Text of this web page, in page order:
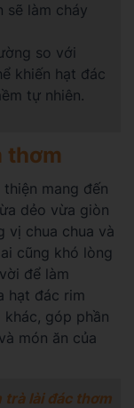
sẽ làm cháy
so với
khiến hạt đác
tự nhiên.
thơm
thiện mang đến
dẻo vừa giòn
vị chua chua và
cũng khó lòng
để làm
hạt đác rim
góp phần
món ăn của
trà lài đác thơm